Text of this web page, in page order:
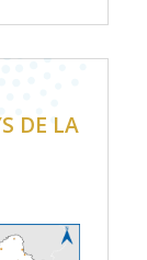
DE LA